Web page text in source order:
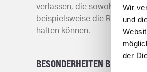
Wir
und
der
verlassen, die sowohl
beispielsweise die Reparatur
halten können.
BESONDERHEITEN BEI DER